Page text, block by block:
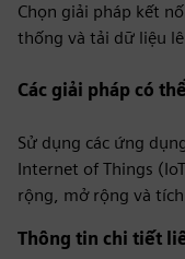
Chọn giải pháp kết
thống và tải dữ liệu
Các giải pháp có
Sử dụng các ứng
Internet of Things
rộng, mở rộng và
Thông tin chi tiết